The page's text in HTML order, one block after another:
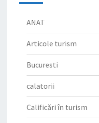
ANAT
Articole turism
Bucuresti
calatorii
Calificări în turism